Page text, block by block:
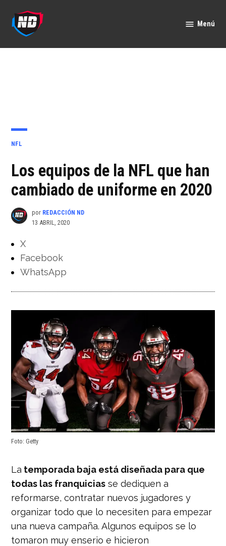
contenido
Menú
PUBLICADO
NFL
Los equipos de la NFL que han
cambiado de uniforme en 2020
por REDACCIÓN ND
13 ABRIL, 2020
X
Facebook
WhatsApp
Foto: Getty
La temporada baja está diseñada para que
todas las franquicias se dediquen a
reformarse, contratar nuevos jugadores y
organizar todo que lo necesiten para empezar
una nueva campaña. Algunos equipos se lo
tomaron muy enserio e hicieron